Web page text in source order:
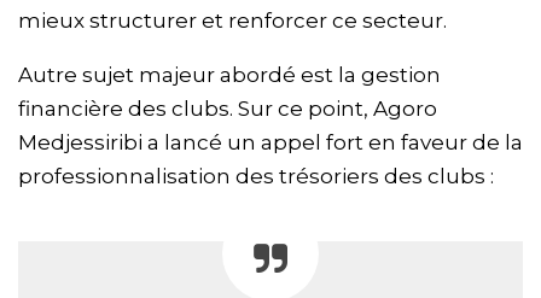
mieux structurer et renforcer ce secteur.
Autre sujet majeur abordé est la gestion
financière des clubs. Sur ce point, Agoro
Medjessiribi a lancé un appel fort en faveur de la
professionnalisation des trésoriers des clubs :